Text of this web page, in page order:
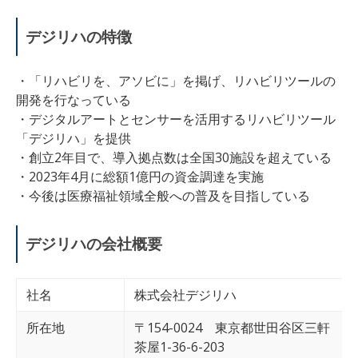
デジリハの特徴
・「リハビリを、アソビに」を掲げ、リハビリツールの
開発を行なっている
・デジタルアートとセンサーを活用するリハビリツール
「デジリハ」を提供
・創立2年目で、導入拠点数は全国30施設を超えている
・2023年4月に総額1億円の資金調達を実施
・今後は医療福祉領域全般への普及を目指している
デジリハの会社概要
社名
株式会社デジリハ
所在地
〒154-0024 東京都世田谷区三軒
茶屋1-36-6-203